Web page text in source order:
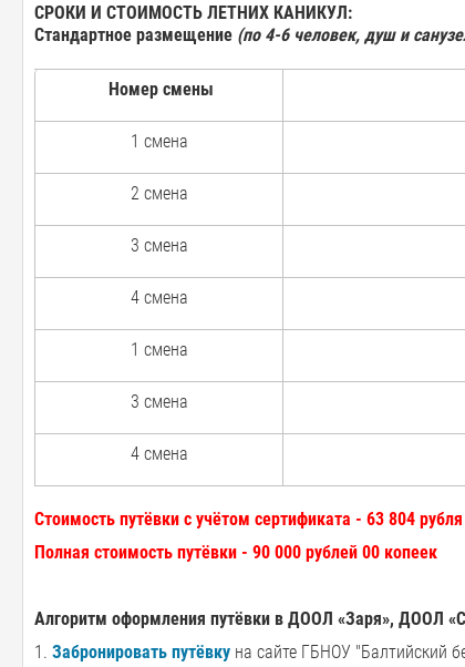
СРОКИ И СТОИМОСТЬ ЛЕТНИХ КАНИКУЛ:
Стандартное размещение (по 4-6 человек, душ и
Номер смены
1 смена
2 смена
3 смена
4 смена
1 смена
3 смена
4 смена
Стоимость путёвки с учётом сертификата - 63 804
Полная стоимость путёвки - 90 000 рублей 00 копеек
Алгоритм оформления путёвки в ДООЛ «Заря», ДООЛ
1. Забронировать путёвку на сайте ГБНОУ "Балтийский